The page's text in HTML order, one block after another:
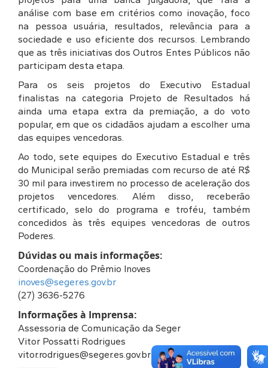
análise com base em critérios como inovação, foco
na pessoa usuária, resultados, relevância para a
sociedade e uso eficiente dos recursos. Lembrando
que as três iniciativas dos Outros Entes Públicos não
participam desta etapa.
Para os seis projetos do Executivo Estadual
finalistas na categoria Projeto de Resultados há
ainda uma etapa extra da premiação, a do voto
popular, em que os cidadãos ajudam a escolher uma
das equipes vencedoras.
Ao todo, sete equipes do Executivo Estadual e três
do Municipal serão premiadas com recurso de até R$
30 mil para investirem no processo de aceleração dos
projetos vencedores. Além disso, receberão
certificado, selo do programa e troféu, também
concedidos às três equipes vencedoras de outros
Poderes.
Dúvidas ou mais informações:
Coordenação do Prêmio Inoves
inoves@seger.es.gov.br
(27) 3636-5276
Informações à Imprensa:
Assessoria de Comunicação da Seger
Vitor Possatti Rodrigues
vitor.rodrigues@seger.es.gov.br